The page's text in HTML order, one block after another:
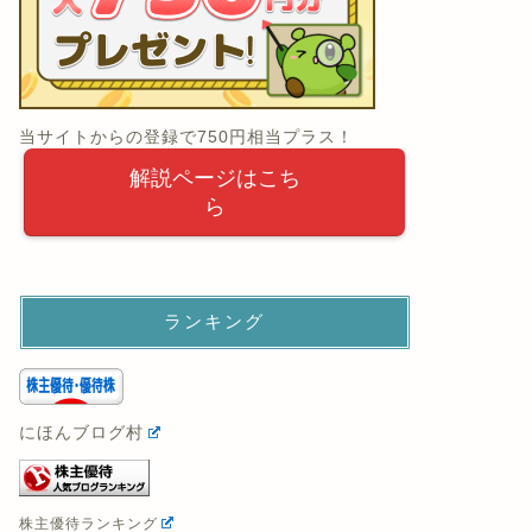
当サイトからの登録で750円相当プラス！
解説ページはこち
ら
ランキング
にほんブログ村
株主優待ランキング